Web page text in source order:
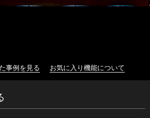
事例を見る お気に入り機能について